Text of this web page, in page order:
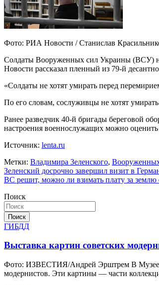
Фото: РИА Новости / Станислав
Солдаты Вооруженных сил Украины (ВСУ)
Новости рассказал пленный из 79-й
«Солдаты не хотят умирать перед
По его словам, сослуживцы не хотят
Ранее разведчик 40-й бригады береговой
настроения военнослужащих можно
Источник: lenta.ru
Метки: Владимира Зеленского,
Навигация
по
записям
Зеленский досрочно завершил визит в
ВС решит, можно ли взимать плату за землю
Поиск
Поиск
ГИБДД
Выставка картин советских
Фото: ИЗВЕСТИЯ/Андрей Эрштрем В Музее
модернистов. Эти картины — части